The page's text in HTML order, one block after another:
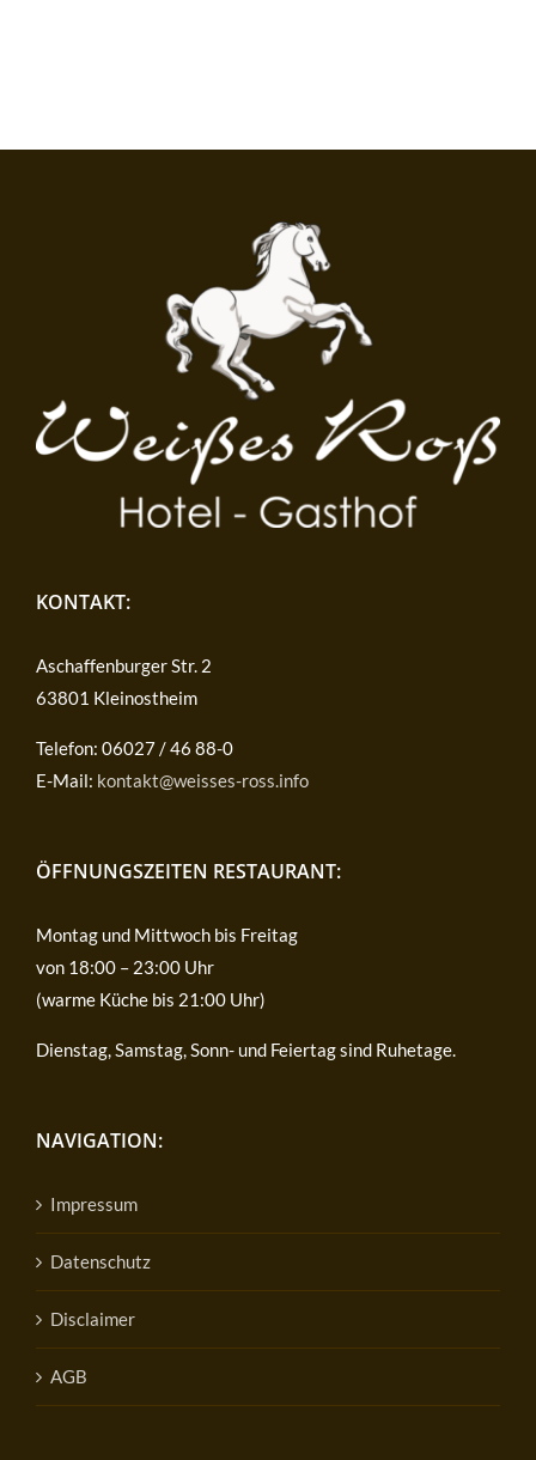
KONTAKT:
Aschaffenburger Str. 2
63801 Kleinostheim
Telefon: 06027 / 46 88-0
E-Mail: kontakt@weisses-ross.info
ÖFFNUNGSZEITEN RESTAURANT:
Montag und Mittwoch bis Freitag
von 18:00 – 23:00 Uhr
(warme Küche bis 21:00 Uhr)
Dienstag, Samstag, Sonn- und Feiertag sind Ruhetage.
NAVIGATION:
Impressum
Datenschutz
Disclaimer
AGB